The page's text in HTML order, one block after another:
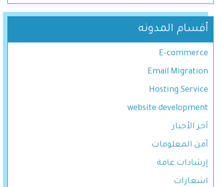
أقسام المدونه
E-commerce
Email Migration
Hosting Service
website development
آخر اﻷخبار
أمن المعلومات
إرشادات عامة
اشعارات